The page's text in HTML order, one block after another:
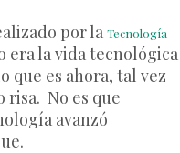
por la Tecnología
era la vida tecnológica
que es ahora, tal vez
risa. No es que
avanzó